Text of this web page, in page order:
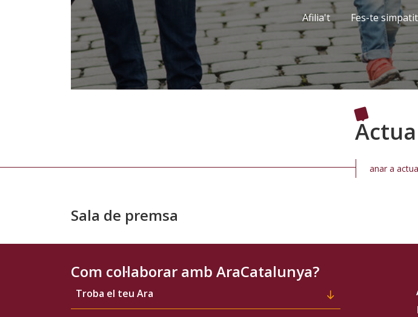
Afilia't Fes-te
anar a
Sala de premsa
Com col·laborar amb AraCatalunya?
Troba el teu Ara